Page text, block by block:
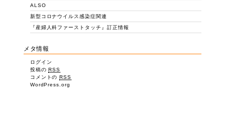
ALSO
新型コロナウイルス感染症関連
『産婦人科ファーストタッチ』訂正情報
メタ情報
ログイン
投稿の RSS
コメントの RSS
WordPress.org